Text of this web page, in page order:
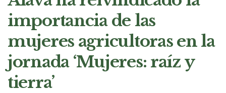
importancia de las
mujeres agricultoras en la
jornada ‘Mujeres: raíz y
tierra’